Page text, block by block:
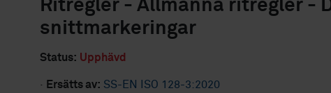
Ritregler - Allmänna ritregler -
snittmarkeringar
Status: Upphävd
· Ersätts av: SS-EN ISO 128-3:2020